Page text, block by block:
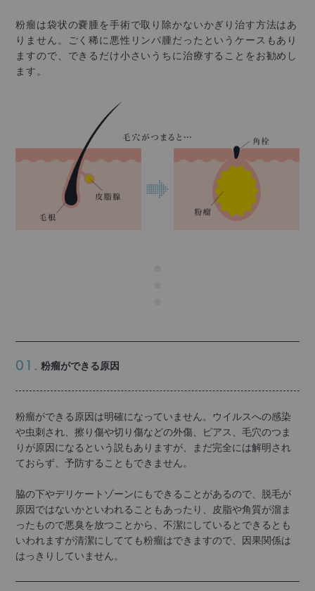
粉瘤は袋状の嚢腫を手術で取り除かないかぎり治す方法はあ
りません。ごく稀に悪性リンパ腫だったというケースもあり
ますので、できるだけ小さいうちに治療することをお勧めし
ます。
粉瘤ができる原因
粉瘤ができる原因は明確になっていません。ウイルスへの感染
や虫刺され、擦り傷や切り傷などの外傷、ピアス、毛穴のつま
りが原因になるという説もありますが、まだ完全には解明され
ておらず、予防することもできません。
脇の下やデリケートゾーンにもできることがあるので、脱毛が
原因ではないかといわれることもあったり、皮脂や角質が溜ま
ったもので悪臭を放つことから、不潔にしているとできるとも
いわれますが清潔にしてても粉瘤はできますので、因果関係は
はっきりしていません。